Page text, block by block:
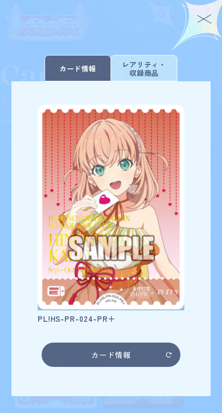
For Beginners
はじめての方へ
Schedule
スケジュール
Products
商品情報
Event Shop
お店を探す
Card List
カードを探す
Deck Recipe
デッキを作る/紹介/探す
Official
Card List
Card List PRカード
検索結果 223 件 検索条件を変更
PRカード
カード情報
レアリティ・
収録商品
日野下花帆
カード番号
PL!HS-PR-024-PR＋
カード情報